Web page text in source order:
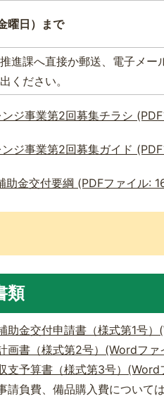
曜日）まで
進課へ直接か郵送、電子メー
ください。
ジ事業第2回募集チラシ
ジ事業第2回募集ガイド
金交付要綱 (PDFファイル:
類
助金交付申請書（様式第1号
画書（様式第2号）(Wordファ
支予算書（様式第3号）(Word
請負費、備品購入費について